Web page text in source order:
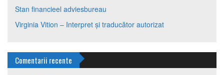
Stan financieel adviesbureau
Virginia Vition – Interpret și traducător autorizat
Comentarii recente